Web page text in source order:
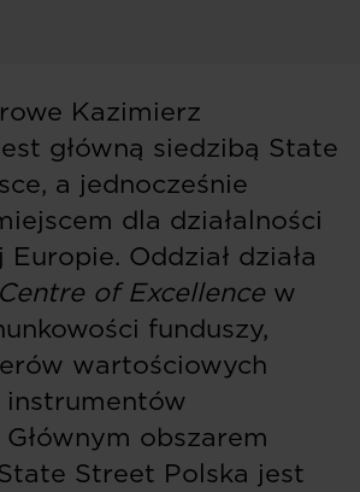
Kazimierz
główną siedzibą State
a jednocześnie
dla działalności
Oddział działa
Centre of Excellence w
funduszy,
wartościowych
instrumentów
obszarem
Street Polska jest